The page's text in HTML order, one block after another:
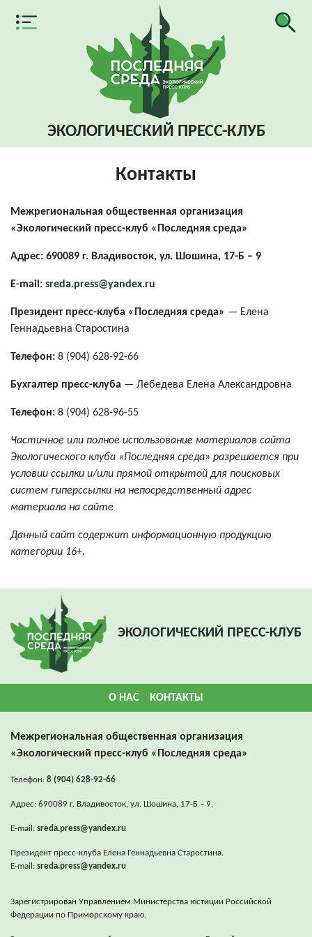
ЭКОЛОГИЧЕСКИЙ ПРЕСС-КЛУБ
Контакты
Межрегиональная общественная организация
«Экологический пресс-клуб «Последняя среда»
Адрес: 690089 г. Владивосток, ул. Шошина, 17-Б – 9
E-mail: sreda.press@yandex.ru
Президент пресс-клуба «Последняя среда» — Елена
Геннадьевна Старостина
Телефон: 8 (904) 628-92-66
Бухгалтер пресс-клуба — Лебедева Елена Александровна
Телефон: 8 (904) 628-96-55
Частичное или полное использование материалов сайта
Экологического клуба «Последняя среда» разрешается при
условии ссылки и/или прямой открытой для поисковых
систем гиперссылки на непосредственный адрес
материала на сайте
Данный сайт содержит информационную продукцию
категории 16+.
ЭКОЛОГИЧЕСКИЙ ПРЕСС-КЛУБ
О НАС КОНТАКТЫ
Межрегиональная общественная организация
«Экологический пресс-клуб «Последняя среда»
Телефон: 8 (904) 628-92-66
Адрес: 690089 г. Владивосток, ул. Шошина, 17-Б – 9.
E-mail: sreda.press@yandex.ru
Президент пресс-клуба Елена Геннадьевна Старостина.
E-mail: sreda.press@yandex.ru
Зарегистрирован Управлением Министерства юстиции Российской
Федерации по Приморскому краю.